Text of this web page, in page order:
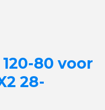
80 voor
28-